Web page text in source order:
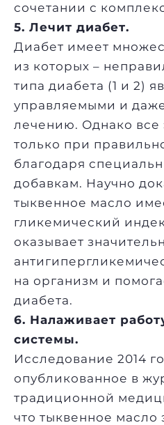
сочетании с
5. Лечит диабет.
Диабет имеет
из которых –
типа диабета (1 и 2)
управляемыми и
лечению. Однако все
только при
благодаря
добавкам. Научно
тыквенное масло
гликемический
оказывает
на организм и
диабета.
6. Налаживает
системы.
Исследование 2014
опубликованное в
традиционной
что тыквенное масло